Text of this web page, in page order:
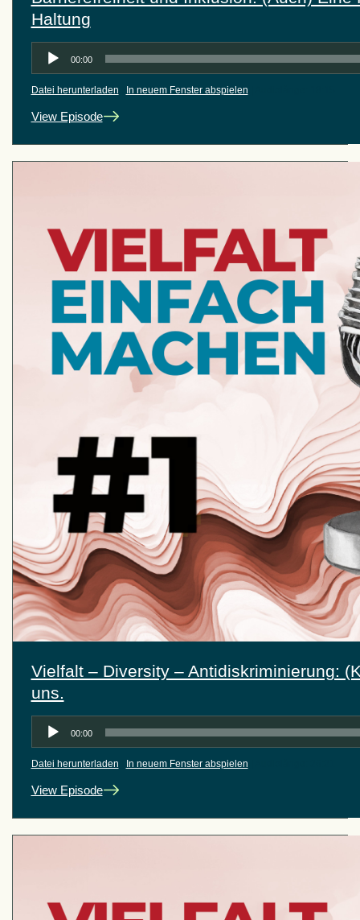
Haltung
Audio-
Player
00:00
Datei herunterladen In neuem Fenster abspielen
View Episode
Vielfalt – Diversity – Antidiskriminierung:
uns.
Audio-
Player
00:00
Datei herunterladen In neuem Fenster abspielen
View Episode